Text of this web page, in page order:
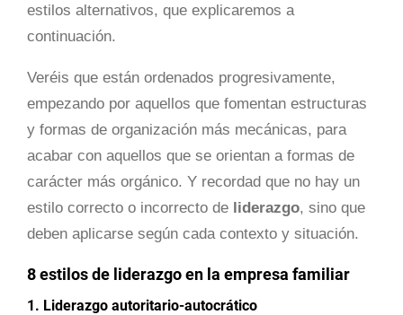
estilos alternativos, que explicaremos a
continuación.
Veréis que están ordenados progresivamente,
empezando por aquellos que fomentan estructuras
y formas de organización más mecánicas, para
acabar con aquellos que se orientan a formas de
carácter más orgánico. Y recordad que no hay un
estilo correcto o incorrecto de liderazgo, sino que
deben aplicarse según cada contexto y situación.
8 estilos de liderazgo en la empresa familiar
1. Liderazgo autoritario-autocrático